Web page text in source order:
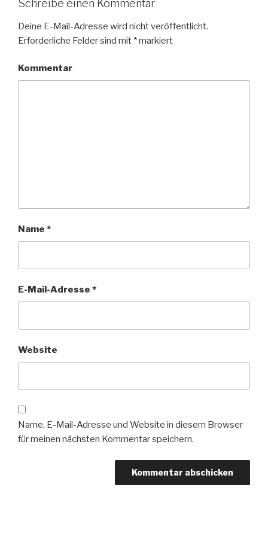
Schreibe einen Kommentar
Deine E-Mail-Adresse wird nicht veröffentlicht.
Erforderliche Felder sind mit *markiert
Kommentar
Name *
E-Mail-Adresse *
Website
Name, E-Mail-Adresse und Website in diesem Browser
für meinen nächsten Kommentar speichern.